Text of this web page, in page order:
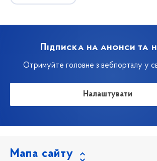
Підписка на анонси та
Отримуйте головне з вебпорталу у
Налаштувати
Мапа сайту